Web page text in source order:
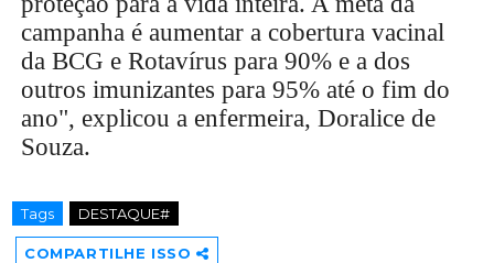
campanha é aumentar a cobertura vacinal
da BCG e Rotavírus para 90% e a dos
outros imunizantes para 95% até o fim do
ano", explicou a enfermeira, Doralice de
Souza.
Tags DESTAQUE#
COMPARTILHE ISSO